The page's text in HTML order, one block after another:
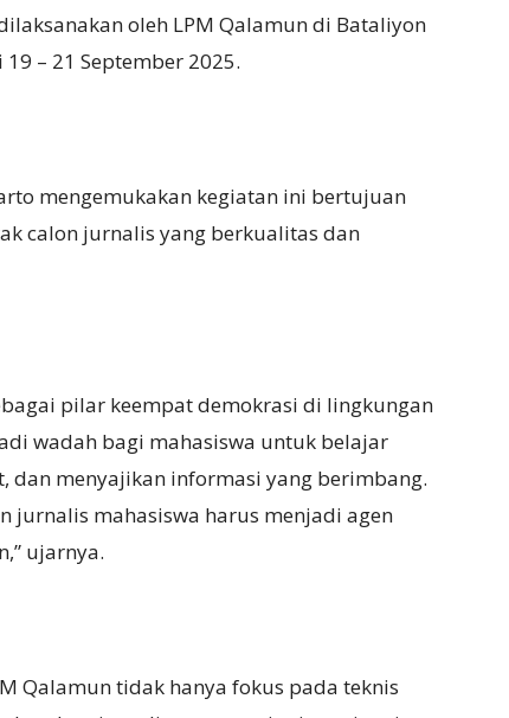
oleh LPM Qalamun di Bataliyon
– 21 September 2025.
mengemukakan kegiatan ini bertujuan
calon jurnalis yang berkualitas dan
pilar keempat demokrasi di lingkungan
wadah bagi mahasiswa untuk belajar
menyajikan informasi yang berimbang.
jurnalis mahasiswa harus menjadi agen
ujarnya.
Qalamun tidak hanya fokus pada teknis